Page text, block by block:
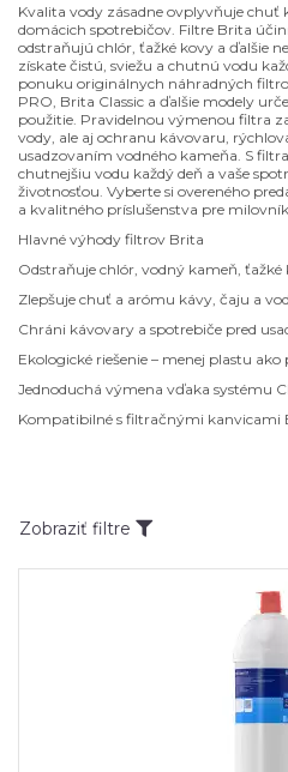
Kvalita vody zásadne ovplyvňuje chuť
domácich spotrebičov. Filtre Brita
odstraňujú chlór, ťažké kovy a ďalšie
získate čistú, sviežu a chutnú vodu
ponuku originálnych náhradných
PRO, Brita Classic a ďalšie modely
použitie. Pravidelnou výmenou filtra
vody, ale aj ochranu kávovaru,
usadzovaním vodného kameňa. S
chutnejšiu vodu každý deň a vaše
životnosťou. Vyberte si overeného
a kvalitného príslušenstva pre
Hlavné výhody filtrov Brita
Odstraňuje chlór, vodný kameň, ťažké
Zlepšuje chuť a arómu kávy, čaju a
Chráni kávovary a spotrebiče pred
Ekologické riešenie – menej plastu ako
Jednoduchá výmena vďaka systému
Kompatibilné s filtračnými kanvicami
Zobraziť filtre